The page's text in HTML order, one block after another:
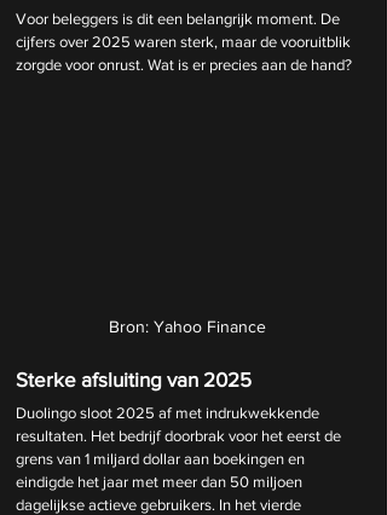
Voor beleggers is dit een belangrijk moment. De
cijfers over 2025 waren sterk, maar de vooruitblik
zorgde voor onrust. Wat is er precies aan de hand?
Bron: Yahoo Finance
Sterke afsluiting van 2025
Duolingo sloot 2025 af met indrukwekkende
resultaten. Het bedrijf doorbrak voor het eerst de
grens van 1 miljard dollar aan boekingen en
eindigde het jaar met meer dan 50 miljoen
dagelijkse actieve gebruikers. In het vierde